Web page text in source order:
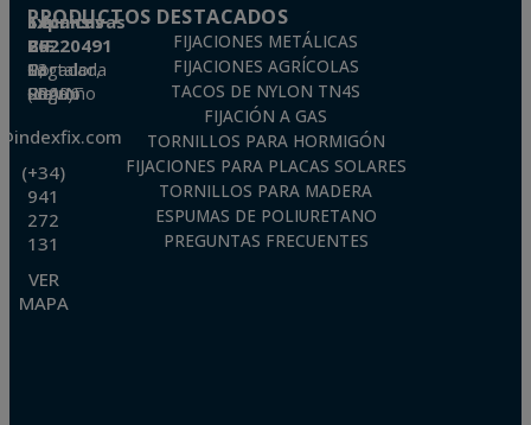
Técnicas Expansivas S.L.
CIF: B-26220491
P. I. La Portalada II, C/ Segador, 13
26006 · Logroño (La Rioja) · SPAIN
(+34)
941
272
131
VER
MAPA
PRODUCTOS DESTACADOS
FIJACIONES METÁLICAS
FIJACIONES AGRÍCOLAS
TACOS DE NYLON TN4S
FIJACIÓN A GAS
TORNILLOS PARA HORMIGÓN
FIJACIONES PARA PLACAS SOLARES
TORNILLOS PARA MADERA
ESPUMAS DE POLIURETANO
PREGUNTAS FRECUENTES